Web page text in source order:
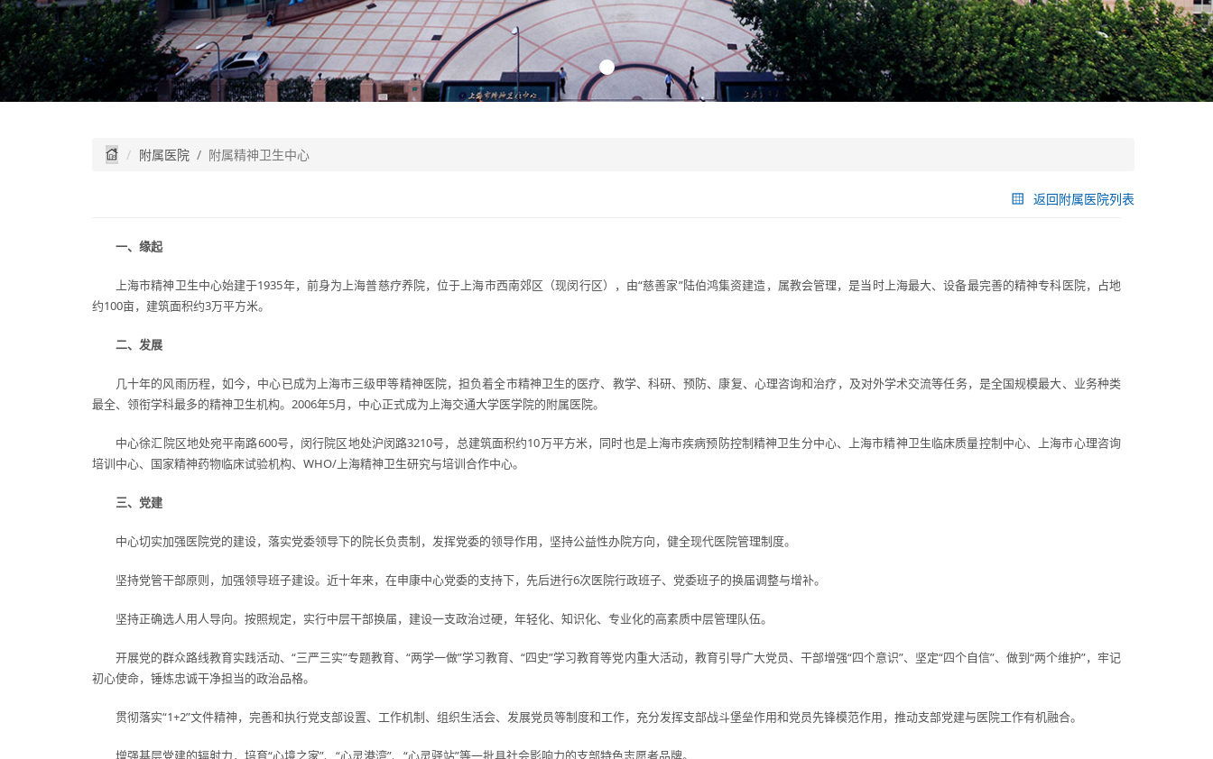
附属医院 / 附属精神卫生中心
返回附属医院列表
一、缘起
上海市精神卫生中心始建于1935年，前身为上海普慈疗养院，位于上海市西南郊区（现闵行区），由“慈善家”陆伯鸿集资建造，属教会管理，是当时上海最大、设备最完善的精神专科医院，占地
约100亩，建筑面积约3万平方米。
二、发展
几十年的风雨历程，如今，中心已成为上海市三级甲等精神医院，担负着全市精神卫生的医疗、教学、科研、预防、康复、心理咨询和治疗，及对外学术交流等任务，是全国规模最大、业务种类
最全、领衔学科最多的精神卫生机构。2006年5月，中心正式成为上海交通大学医学院的附属医院。
中心徐汇院区地处宛平南路600号，闵行院区地处沪闵路3210号，总建筑面积约10万平方米，同时也是上海市疾病预防控制精神卫生分中心、上海市精神卫生临床质量控制中心、上海市心理咨询
培训中心、国家精神药物临床试验机构、WHO/上海精神卫生研究与培训合作中心。
三、党建
中心切实加强医院党的建设，落实党委领导下的院长负责制，发挥党委的领导作用，坚持公益性办院方向，健全现代医院管理制度。
坚持党管干部原则，加强领导班子建设。近十年来，在申康中心党委的支持下，先后进行6次医院行政班子、党委班子的换届调整与增补。
坚持正确选人用人导向。按照规定，实行中层干部换届，建设一支政治过硬，年轻化、知识化、专业化的高素质中层管理队伍。
开展党的群众路线教育实践活动、“三严三实”专题教育、“两学一做”学习教育、“四史”学习教育等党内重大活动，教育引导广大党员、干部增强“四个意识”、坚定“四个自信”、做到“两个维护”，牢记
初心使命，锤炼忠诚干净担当的政治品格。
贯彻落实“1+2”文件精神，完善和执行党支部设置、工作机制、组织生活会、发展党员等制度和工作，充分发挥支部战斗堡垒作用和党员先锋模范作用，推动支部党建与医院工作有机融合。
增强基层党建的辐射力，培育“心境之家”、“心灵港湾”、“心灵驿站”等一批具社会影响力的支部特色志愿者品牌。